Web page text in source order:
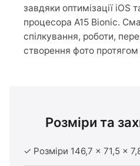
завдяки оптимізації iOS
процесора A15 Bionic.
спілкування, роботи,
створення фото
Розміри та
✓ Розміри 146,7 × 71,5 ×